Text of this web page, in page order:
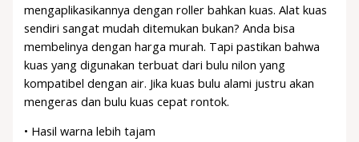
mengaplikasikannya dengan roller bahkan kuas. Alat kuas
sendiri sangat mudah ditemukan bukan? Anda bisa
membelinya dengan harga murah. Tapi pastikan bahwa
kuas yang digunakan terbuat dari bulu nilon yang
kompatibel dengan air. Jika kuas bulu alami justru akan
mengeras dan bulu kuas cepat rontok.
• Hasil warna lebih tajam